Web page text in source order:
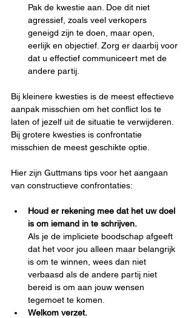
Pak de kwestie aan. Doe dit niet
agressief, zoals veel verkopers
geneigd zijn te doen, maar open,
eerlijk en objectief. Zorg er daarbij voor
dat u effectief communiceert met de
andere partij.
Bij kleinere kwesties is de meest effectieve
aanpak misschien om het conflict los te
laten of jezelf uit de situatie te verwijderen.
Bij grotere kwesties is confrontatie
misschien de meest geschikte optie.
Hier zijn Guttmans tips voor het aangaan
van constructieve confrontaties:
Houd er rekening mee dat het uw doel
is om iemand in te schrijven.
Als je de impliciete boodschap afgeeft
dat het voor jou alleen maar belangrijk
is om te winnen, wees dan niet
verbaasd als de andere partij niet
bereid is om aan jouw wensen
tegemoet te komen.
Welkom verzet.